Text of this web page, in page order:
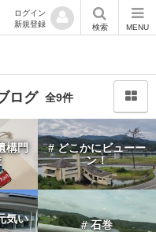
ログイン
新規登録
検索 MENU
ログ 全9件
構門
# どこかにビューー
ン！
気い
# 石巻